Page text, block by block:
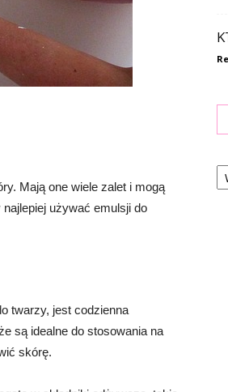
Mają one wiele zalet i mogą
używać emulsji do
twarzy, jest codzienna
są idealne do stosowania na
skórę.